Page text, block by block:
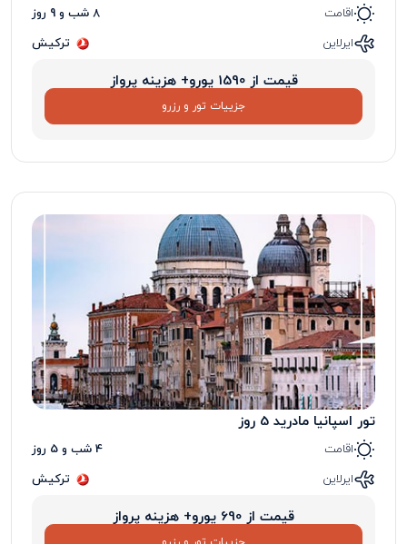
اقامت
8 شب و 9 روز
ایرلاین
ترکیش
قیمت از 1590 یورو+ هزینه پرواز
جزییات تور و رزرو
تور اسپانیا مادرید 5 روز
اقامت
4 شب و 5 روز
ایرلاین
ترکیش
قیمت از 690 یورو+ هزینه پرواز